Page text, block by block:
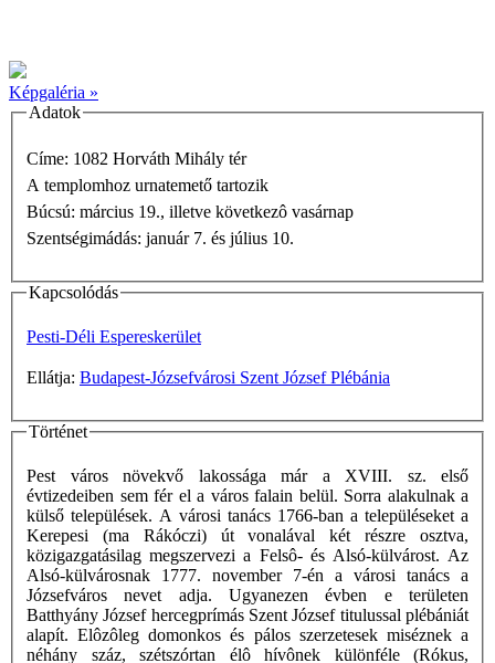
Képgaléria »
Adatok
Címe: 1082 Horváth Mihály tér
A templomhoz urnatemető tartozik
Búcsú: március 19., illetve következô vasárnap
Szentségimádás: január 7. és július 10.
Kapcsolódás
Pesti-Déli Espereskerület
Ellátja: Budapest-Józsefvárosi Szent József Plébánia
Történet
Pest város növekvő lakossága már a XVIII. sz. első
évtizedeiben sem fér el a város falain belül. Sorra alakulnak a
külső települések. A városi tanács 1766-ban a településeket a
Kerepesi (ma Rákóczi) út vonalával két részre osztva,
közigazgatásilag megszervezi a Felsô- és Alsó-külvárost. Az
Alsó-külvárosnak 1777. november 7-én a városi tanács a
Józsefváros nevet adja. Ugyanezen évben e területen
Batthyány József hercegprímás Szent József titulussal plébániát
alapít. Elôzôleg domonkos és pálos szerzetesek miséznek a
néhány száz, szétszórtan élô hívônek különféle (Rókus,